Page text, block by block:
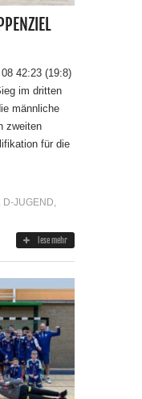
42:23 (19:8)
im dritten
männliche
zweiten
für die
D-JUGEND,
lese mehr